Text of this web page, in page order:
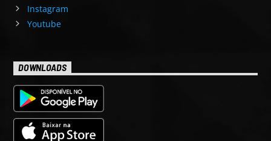
Instagram
Youtube
DOWNLOADS